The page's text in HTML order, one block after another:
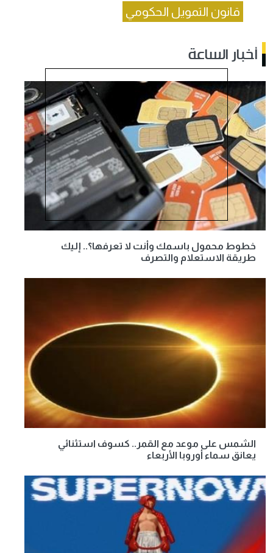
قانون التمويل الحكومي
أخبار الساعة
خطوط محمول باسمك وأنت لا تعرفها؟.. إليك
طريقة الاستعلام والتصرف
الشمس على موعد مع القمر.. كسوف استثنائي
يعانق سماء أوروبا الأربعاء